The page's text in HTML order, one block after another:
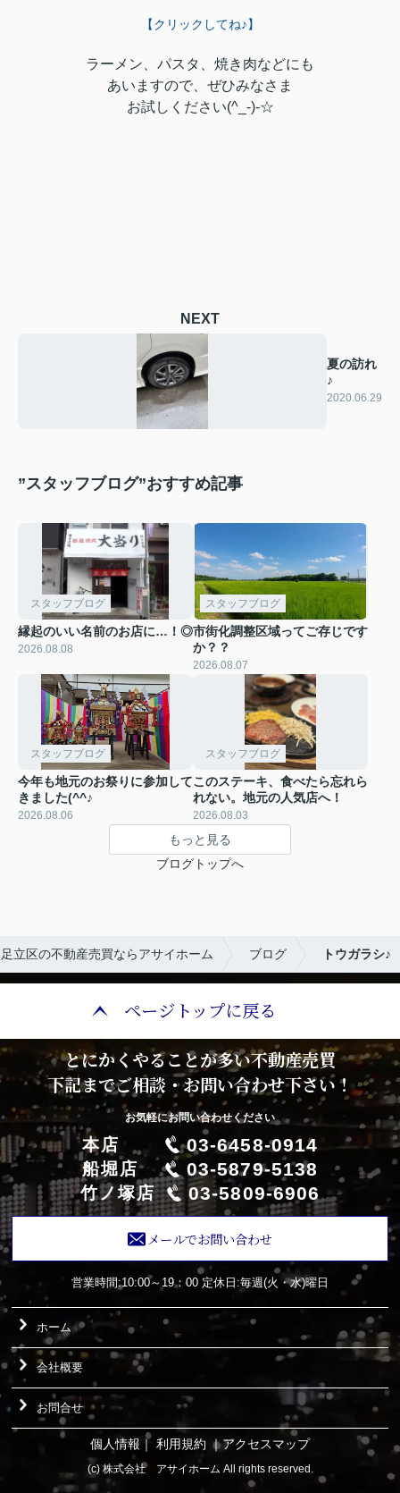
【クリックしてね♪】
ラーメン、パスタ、焼き肉などにも
あいますので、ぜひみなさま
お試しください(^_-)-☆
NEXT
夏の訪れ
♪
2020.06.29
”スタッフブログ”おすすめ記事
スタッフブログ
縁起のいい名前のお店に…！◎
2026.08.08
スタッフブログ
市街化調整区域ってご存じです
か？？
2026.08.07
スタッフブログ
今年も地元のお祭りに参加して
きました(^^♪
2026.08.06
スタッフブログ
このステーキ、食べたら忘れら
れない。地元の人気店へ！
2026.08.03
もっと見る
ブログトップへ
立区の不動産売買ならアサイホーム ブログ トウガラシ♪
ページトップに戻る
とにかくやることが多い不動産売買
下記までご相談・お問い合わせ下さい！
お気軽にお問い合わせください
本店 03-6458-0914
船堀店 03-5879-5138
竹ノ塚店 03-5809-6906
メールでお問い合わせ
営業時間:10:00～19：00 定休日:毎週(火・水)曜日
ホーム
会社概要
お問合せ
個人情報 ｜ 利用規約 ｜アクセスマップ
(c) 株式会社 アサイホーム All rights reserved.